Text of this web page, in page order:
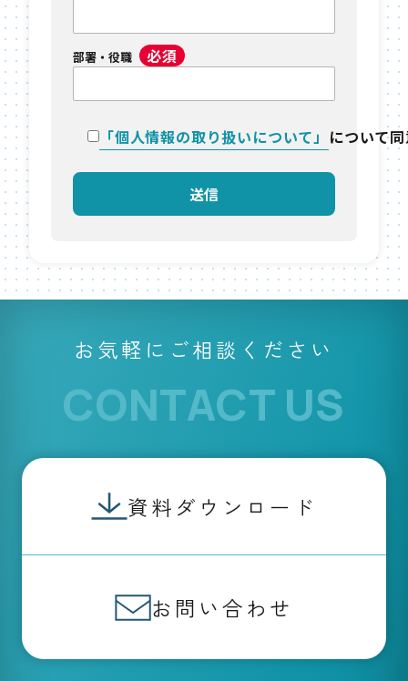
部署・役職 必須
「個人情報の取り扱いについて」 について
CONTACT US
お気軽にご相談ください
資料ダウンロード
お問い合わせ